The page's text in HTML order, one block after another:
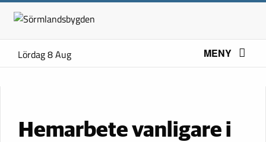
Lördag 8 Aug MENY
Hemarbete vanligare i